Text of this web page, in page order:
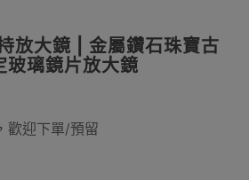
放大鏡 | 金屬鑽石珠寶古
玻璃鏡片放大鏡
歡迎下單/預留